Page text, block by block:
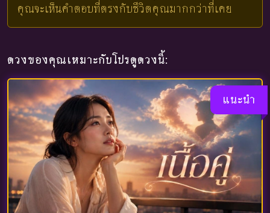
คุณจะเห็นคำตอบที่ตรงกับชีวิตคุณมากกว่าที่เคย
ดวงของคุณเหมาะกับโปรดูดวงนี้:
แนะนำ